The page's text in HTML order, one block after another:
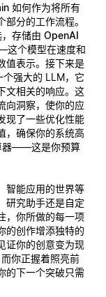
如何作为将所有
分的工作流程。
存储由 OpenAI
个模型在速度和
值表示。接下来是
个强大的 LLM，它
文相关的响应。这
向洞察，使你的应
现了一些优化性能
，确保你的系统高
器——这是你预算
智能应用的世界等
研究助手还是自定
，你所做的每一项
创作增添独特的
证你的创意变为现
你正握着照亮前
的下一个突破只需